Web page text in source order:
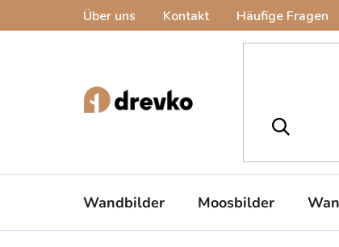
Über uns Kontakt Häufige Fragen
Wandbilder Moosbilder